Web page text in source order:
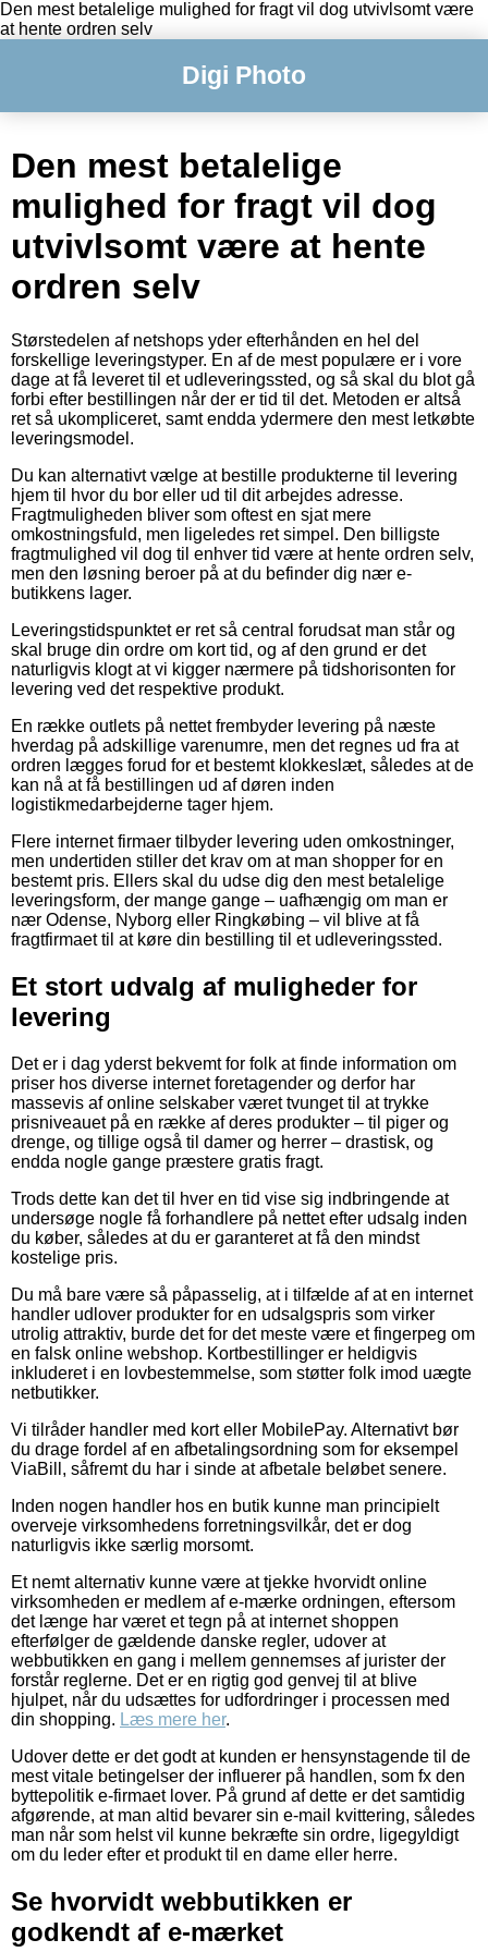
Den mest betalelige mulighed for fragt vil dog utvivlsomt være
at hente ordren selv
Digi Photo
Den mest betalelige
mulighed for fragt vil dog
utvivlsomt være at hente
ordren selv
Størstedelen af netshops yder efterhånden en hel del
forskellige leveringstyper. En af de mest populære er i vore
dage at få leveret til et udleveringssted, og så skal du blot gå
forbi efter bestillingen når der er tid til det. Metoden er altså
ret så ukompliceret, samt endda ydermere den mest letkøbte
leveringsmodel.
Du kan alternativt vælge at bestille produkterne til levering
hjem til hvor du bor eller ud til dit arbejdes adresse.
Fragtmuligheden bliver som oftest en sjat mere
omkostningsfuld, men ligeledes ret simpel. Den billigste
fragtmulighed vil dog til enhver tid være at hente ordren selv,
men den løsning beroer på at du befinder dig nær e-
butikkens lager.
Leveringstidspunktet er ret så central forudsat man står og
skal bruge din ordre om kort tid, og af den grund er det
naturligvis klogt at vi kigger nærmere på tidshorisonten for
levering ved det respektive produkt.
En række outlets på nettet frembyder levering på næste
hverdag på adskillige varenumre, men det regnes ud fra at
ordren lægges forud for et bestemt klokkeslæt, således at de
kan nå at få bestillingen ud af døren inden
logistikmedarbejderne tager hjem.
Flere internet firmaer tilbyder levering uden omkostninger,
men undertiden stiller det krav om at man shopper for en
bestemt pris. Ellers skal du udse dig den mest betalelige
leveringsform, der mange gange – uafhængig om man er
nær Odense, Nyborg eller Ringkøbing – vil blive at få
fragtfirmaet til at køre din bestilling til et udleveringssted.
Et stort udvalg af muligheder for
levering
Det er i dag yderst bekvemt for folk at finde information om
priser hos diverse internet foretagender og derfor har
massevis af online selskaber været tvunget til at trykke
prisniveauet på en række af deres produkter – til piger og
drenge, og tillige også til damer og herrer – drastisk, og
endda nogle gange præstere gratis fragt.
Trods dette kan det til hver en tid vise sig indbringende at
undersøge nogle få forhandlere på nettet efter udsalg inden
du køber, således at du er garanteret at få den mindst
kostelige pris.
Du må bare være så påpasselig, at i tilfælde af at en internet
handler udlover produkter for en udsalgspris som virker
utrolig attraktiv, burde det for det meste være et fingerpeg om
en falsk online webshop. Kortbestillinger er heldigvis
inkluderet i en lovbestemmelse, som støtter folk imod uægte
netbutikker.
Vi tilråder handler med kort eller MobilePay. Alternativt bør
du drage fordel af en afbetalingsordning som for eksempel
ViaBill, såfremt du har i sinde at afbetale beløbet senere.
Inden nogen handler hos en butik kunne man principielt
overveje virksomhedens forretningsvilkår, det er dog
naturligvis ikke særlig morsomt.
Et nemt alternativ kunne være at tjekke hvorvidt online
virksomheden er medlem af e-mærke ordningen, eftersom
det længe har været et tegn på at internet shoppen
efterfølger de gældende danske regler, udover at
webbutikken en gang i mellem gennemses af jurister der
forstår reglerne. Det er en rigtig god genvej til at blive
hjulpet, når du udsættes for udfordringer i processen med
din shopping. Læs mere her.
Udover dette er det godt at kunden er hensynstagende til de
mest vitale betingelser der influerer på handlen, som fx den
byttepolitik e-firmaet lover. På grund af dette er det samtidig
afgørende, at man altid bevarer sin e-mail kvittering, således
man når som helst vil kunne bekræfte sin ordre, ligegyldigt
om du leder efter et produkt til en dame eller herre.
Se hvorvidt webbutikken er
godkendt af e-mærket